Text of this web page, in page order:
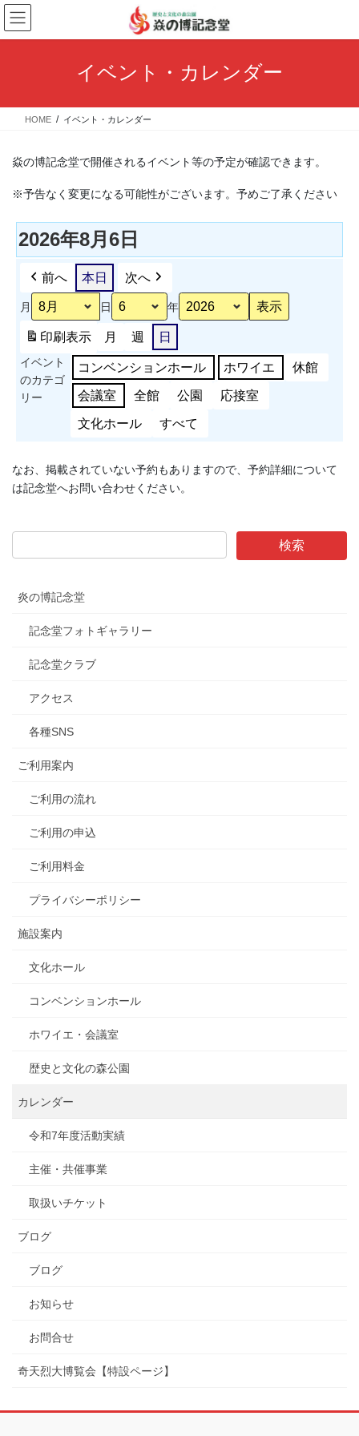
コ
ン
テ
ス
ナ
ビ
ゲ
ン
イベント・カレンダー
HOME イベント・カレンダー
焱の博記念堂で開催されるイベント等の予定が確認できます。
※予告なく変更になる可能性がございます。予めご了承ください
2026年8月6日
前へ 本日 次へ
月 日 年
印刷表示 月 週 日
イベント
のカテゴ
リー
コンベンションホール ホワイエ 休館
会議室 全館 公園 応接室
文化ホール すべて
なお、掲載されていない予約もありますので、予約詳細について
は記念堂へお問い合わせください。
炎の博記念堂
記念堂フォトギャラリー
記念堂クラブ
アクセス
各種SNS
ご利用案内
ご利用の流れ
ご利用の申込
ご利用料金
プライバシーポリシー
施設案内
文化ホール
コンベンションホール
ホワイエ・会議室
歴史と文化の森公園
カレンダー
令和7年度活動実績
主催・共催事業
取扱いチケット
ブログ
ブログ
お知らせ
お問合せ
奇天烈大博覧会【特設ページ】